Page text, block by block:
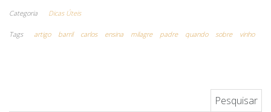
Categoria Dicas Úteis
Tags artigo barril carlos ensina milagre padre quando sobre vinho